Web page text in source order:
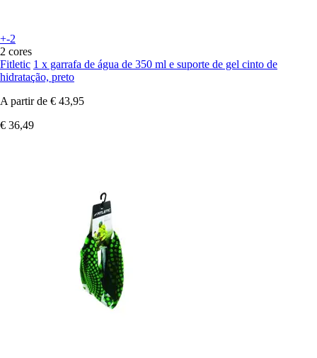
+-2
2 cores
Fitletic 1 x garrafa de água de 350 ml e suporte de gel cinto de
hidratação, preto
A partir de € 43,95
€ 36,49